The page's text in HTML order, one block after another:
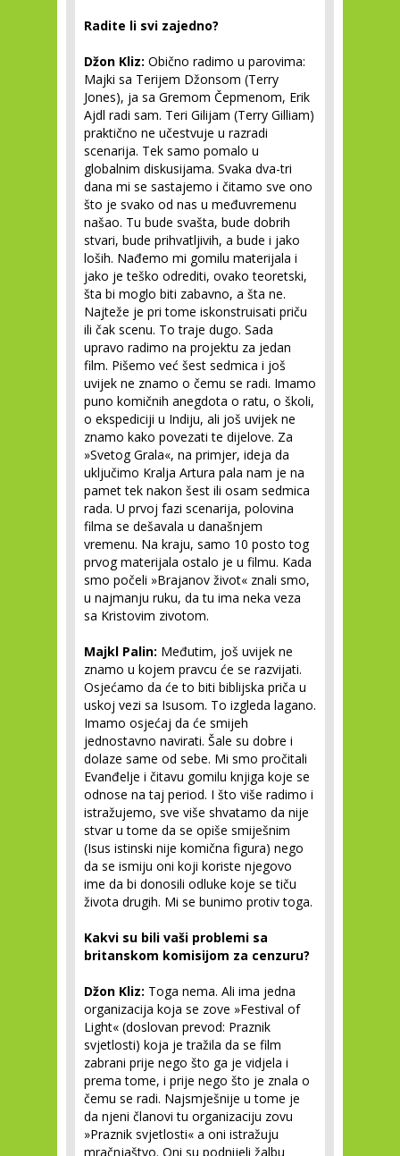
Radite li svi zajedno?
Džon Kliz: Obično radimo u parovima:
Majki sa Terijem Džonsom (Terry
Jones), ja sa Gremom Čepmenom, Erik
Ajdl radi sam. Teri Gilijam (Terry Gilliam)
praktično ne učestvuje u razradi
scenarija. Tek samo pomalo u
globalnim diskusijama. Svaka dva-tri
dana mi se sastajemo i čitamo sve ono
što je svako od nas u međuvremenu
našao. Tu bude svašta, bude dobrih
stvari, bude prihvatljivih, a bude i jako
loših. Nađemo mi gomilu materijala i
jako je teško odrediti, ovako teoretski,
šta bi moglo biti zabavno, a šta ne.
Najteže je pri tome iskonstruisati priču
ili čak scenu. To traje dugo. Sada
upravo radimo na projektu za jedan
film. Pišemo već šest sedmica i još
uvijek ne znamo o čemu se radi. Imamo
puno komičnih anegdota o ratu, o školi,
o ekspediciji u Indiju, ali još uvijek ne
znamo kako povezati te dijelove. Za
»Svetog Grala«, na primjer, ideja da
uključimo Kralja Artura pala nam je na
pamet tek nakon šest ili osam sedmica
rada. U prvoj fazi scenarija, polovina
filma se dešavala u današnjem
vremenu. Na kraju, samo 10 posto tog
prvog materijala ostalo je u filmu. Kada
smo počeli »Brajanov život« znali smo,
u najmanju ruku, da tu ima neka veza
sa Kristovim zivotom.
Majkl Palin: Međutim, još uvijek ne
znamo u kojem pravcu će se razvijati.
Osjećamo da će to biti biblijska priča u
uskoj vezi sa Isusom. To izgleda lagano.
Imamo osjećaj da će smijeh
jednostavno navirati. Šale su dobre i
dolaze same od sebe. Mi smo pročitali
Evanđelje i čitavu gomilu knjiga koje se
odnose na taj period. I što više radimo i
istražujemo, sve više shvatamo da nije
stvar u tome da se opiše smiješnim
(Isus istinski nije komična figura) nego
da se ismiju oni koji koriste njegovo
ime da bi donosili odluke koje se tiču
života drugih. Mi se bunimo protiv toga.
Kakvi su bili vaši problemi sa
britanskom komisijom za cenzuru?
Džon Kliz: Toga nema. Ali ima jedna
organizacija koja se zove »Festival of
Light« (doslovan prevod: Praznik
svjetlosti) koja je tražila da se film
zabrani prije nego što ga je vidjela i
prema tome, i prije nego što je znala o
čemu se radi. Najsmješnije u tome je
da njeni članovi tu organizaciju zovu
»Praznik svjetlosti« a oni istražuju
mračnjaštvo. Oni su podnijeli žalbu